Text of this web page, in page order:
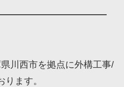
川西市を拠点に外構工事/
ます。